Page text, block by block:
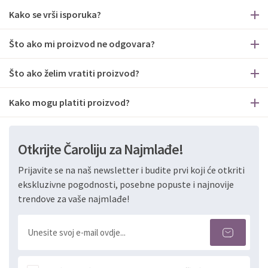
Kako se vrši isporuka?
Što ako mi proizvod ne odgovara?
Što ako želim vratiti proizvod?
Kako mogu platiti proizvod?
Otkrijte Čaroliju za Najmlađe!
Prijavite se na naš newsletter i budite prvi koji će otkriti
ekskluzivne pogodnosti, posebne popuste i najnovije
trendove za vaše najmlađe!